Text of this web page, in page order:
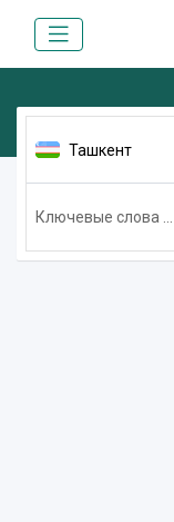
Ташкент